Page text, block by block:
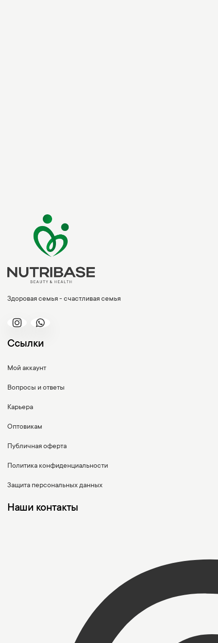
Здоровая семья - счастливая семья
Ссылки
Мой аккаунт
Вопросы и ответы
Карьера
Оптовикам
Публичная оферта
Политика конфиденциальности
Защита персональных данных
Наши контакты